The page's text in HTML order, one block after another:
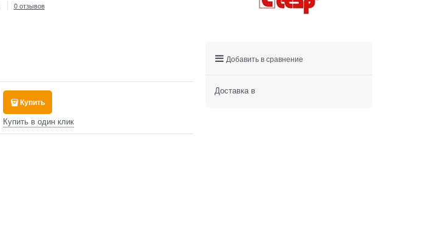
0 отзывов
Купить
Купить в один клик
Добавить в сравнение
Доставка в